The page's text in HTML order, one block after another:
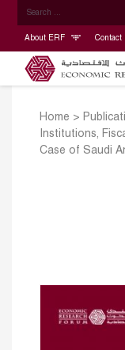
About ERF Contact
Home >
Institutions,
Case of Saudi